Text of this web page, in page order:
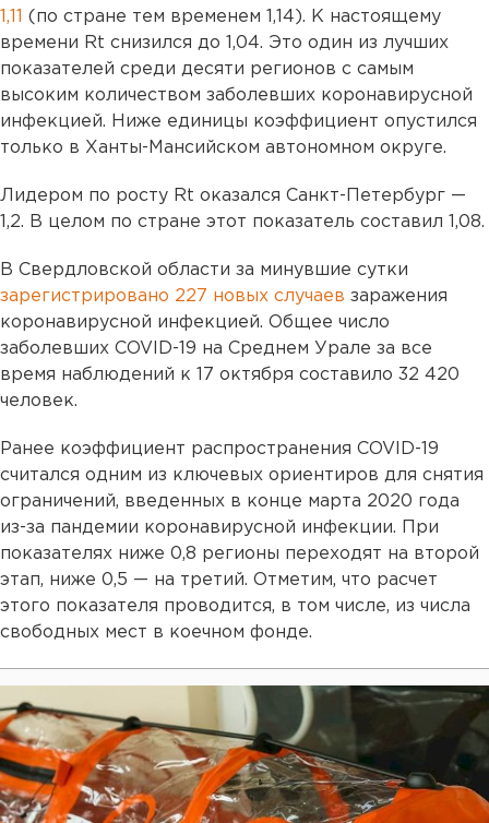
1,11
(по стране тем временем 1,14). К настоящему
времени Rt снизился до 1,04. Это один из лучших
показателей среди десяти регионов с самым
высоким количеством заболевших коронавирусной
инфекцией. Ниже единицы коэффициент опустился
только в Ханты-Мансийском автономном округе.
Лидером по росту Rt оказался Санкт-Петербург —
1,2. В целом по стране этот показатель составил 1,08.
В Свердловской области за минувшие сутки
зарегистрировано 227 новых случаев заражения
коронавирусной инфекцией. Общее число
заболевших COVID-19 на Среднем Урале за все
время наблюдений к 17 октября составило 32 420
человек.
Ранее коэффициент распространения COVID-19
считался одним из ключевых ориентиров для снятия
ограничений, введенных в конце марта 2020 года
из-за пандемии коронавирусной инфекции. При
показателях ниже 0,8 регионы переходят на второй
этап, ниже 0,5 — на третий. Отметим, что расчет
этого показателя проводится, в том числе, из числа
свободных мест в коечном фонде.